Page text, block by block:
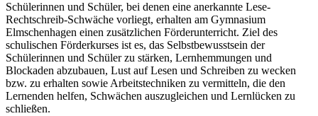
Schülerinnen und Schüler, bei denen eine anerkannte Lese-
Rechtschreib-Schwäche vorliegt, erhalten am Gymnasium
Elmschenhagen einen zusätzlichen Förderunterricht. Ziel des
schulischen Förderkurses ist es, das Selbstbewusstsein der
Schülerinnen und Schüler zu stärken, Lernhemmungen und
Blockaden abzubauen, Lust auf Lesen und Schreiben zu wecken
bzw. zu erhalten sowie Arbeitstechniken zu vermitteln, die den
Lernenden helfen, Schwächen auszugleichen und Lernlücken zu
schließen.